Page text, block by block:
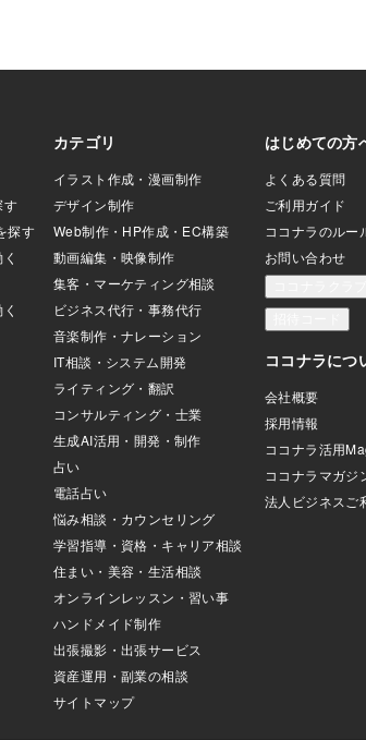
れ違う方向へもぶっ飛んで来てるし、
旦落ち着こうよ。もうそれ空想の域に
ってるからあ、そういうのは否定はし
いけど混乱するから排除した範囲にし
よ？って言ったんだと思いますｗ